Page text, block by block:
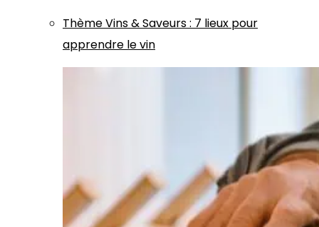
ThèmeVins & Saveurs: 7 lieux pour
apprendre le vin